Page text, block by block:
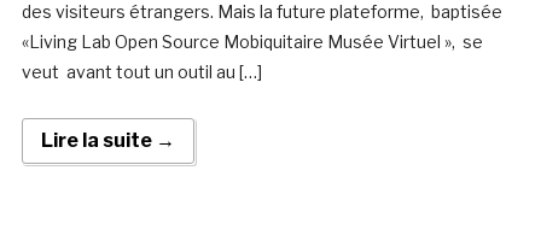
des visiteurs étrangers. Mais la future plateforme, baptisée
«Living Lab Open Source Mobiquitaire Musée Virtuel », se
veut avant tout un outil au […]
Lire la suite →